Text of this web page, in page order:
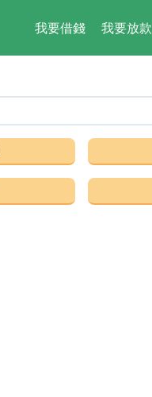
我要借錢 我要放款